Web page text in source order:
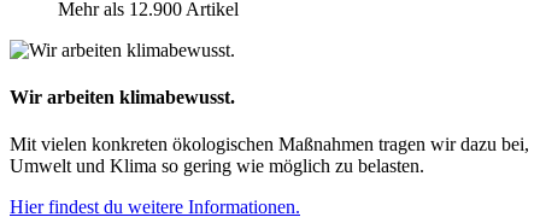
Mehr als 12.900 Artikel
Wir arbeiten klimabewusst.
Mit vielen konkreten ökologischen Maßnahmen tragen wir dazu bei,
Umwelt und Klima so gering wie möglich zu belasten.
Hier findest du weitere Informationen.